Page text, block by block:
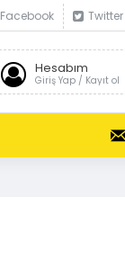
Facebook Twitter
Hesabım
Giriş Yap / Kayıt ol